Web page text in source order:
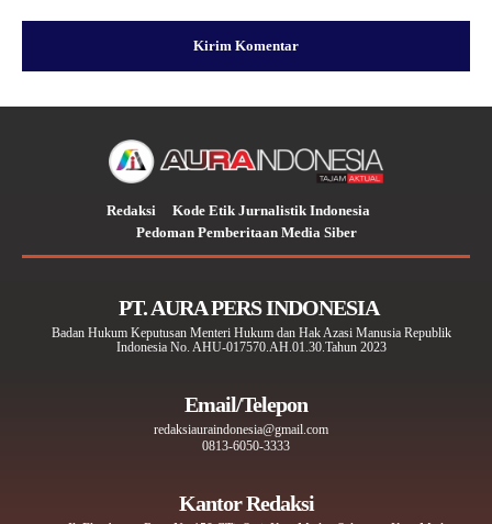
Redaksi
Kode Etik Jurnalistik Indonesia
Pedoman Pemberitaan Media Siber
PT. AURA PERS INDONESIA
Badan Hukum Keputusan Menteri Hukum dan Hak Azasi Manusia Republik
Indonesia No. AHU-017570.AH.01.30.Tahun 2023
Email/Telepon
redaksiauraindonesia@gmail.com
0813-6050-3333
Kantor Redaksi